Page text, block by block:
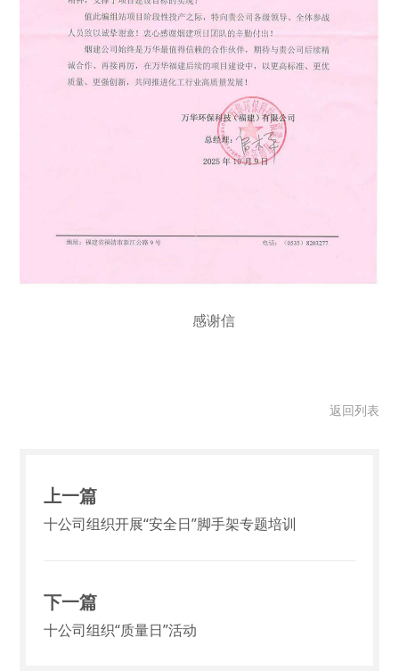
感谢信
返回列表
上一篇
十公司组织开展“安全日”脚手架专题培训
下一篇
十公司组织“质量日”活动